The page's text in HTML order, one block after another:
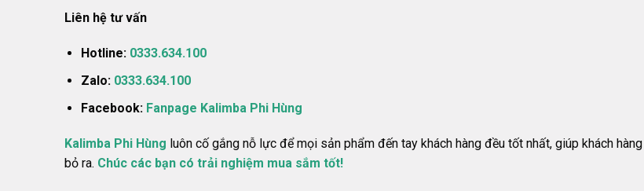
Liên hệ tư vấn
Hotline: 0333.634.100
Zalo: 0333.634.100
Facebook: Fanpage Kalimba Phi Hùng
Kalimba Phi Hùng luôn cố gắng nỗ lực để mọi sản phẩm đến tay khách hàng đều tốt nhất, giúp khách
bỏ ra. Chúc các bạn có trải nghiệm mua sắm tốt!